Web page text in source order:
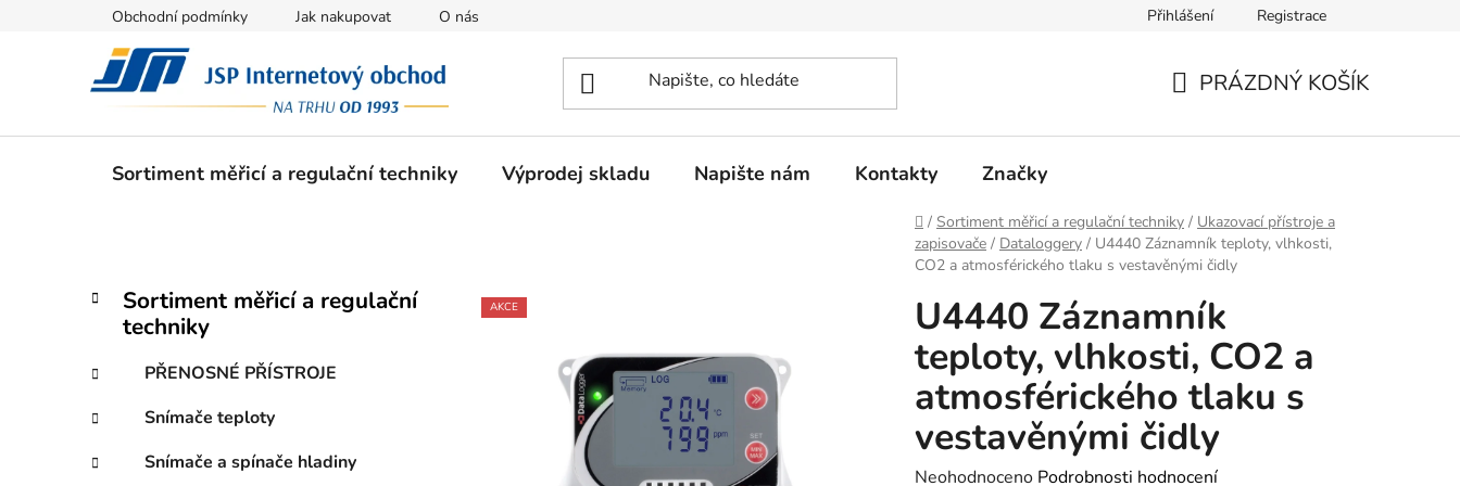
Obchodní podmínky Jak nakupovat O nás Přihlášení Registrace
PRÁZDNÝ KOŠÍK
Sortiment měřicí a regulační techniky Výprodej skladu Napište nám Kontakty Značky
Domů
/ Sortiment měřicí a regulační techniky / Ukazovací přístroje a
zapisovače / Dataloggery / U4440 Záznamník teploty, vlhkosti,
CO2 a atmosférického tlaku s vestavěnými čidly
P
t
a
n
Přeskočit
kategorie
K
a
g
r
i
e
Sortiment měřicí a regulační
techniky
PŘENOSNÉ PŘÍSTROJE
Snímače teploty
Snímače a spínače hladiny
U4440 Záznamník
teploty, vlhkosti, CO2 a
atmosférického tlaku s
vestavěnými čidly
Průměrné
Neohodnoceno Podrobnosti hodnocení
AKCE